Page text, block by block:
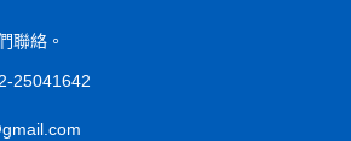
聯絡。
25041642